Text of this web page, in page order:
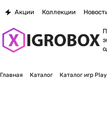
Акции Коллекции
Главная Каталог Каталог игр